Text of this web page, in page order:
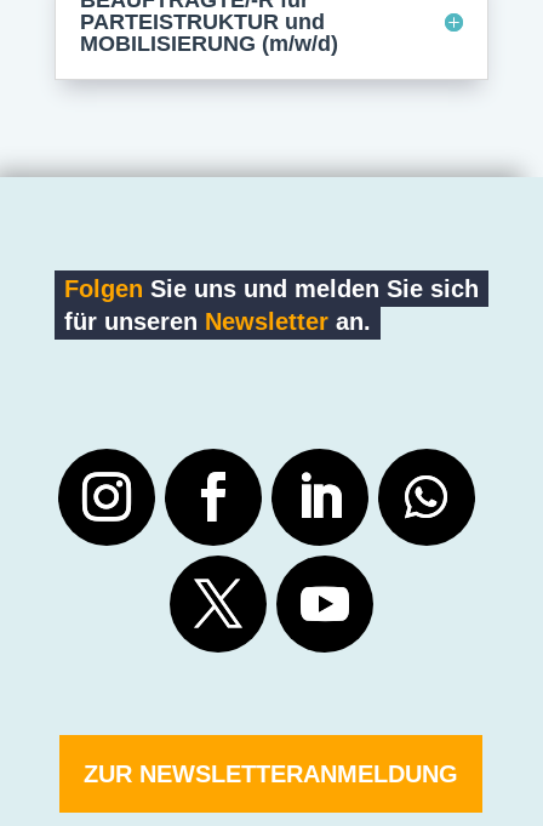
PARTEISTRUKTUR und
MOBILISIERUNG (m/w/d)
Folgen Sie uns und melden Sie sich
für unseren Newsletteran.
ZUR NEWSLETTERANMELDUNG